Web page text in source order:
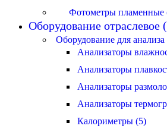
Фотометры пламенные
Оборудование отраслевое
Оборудование для анализа
Анализаторы
Анализаторы
Анализаторы
Анализаторы
Калориметры (5)